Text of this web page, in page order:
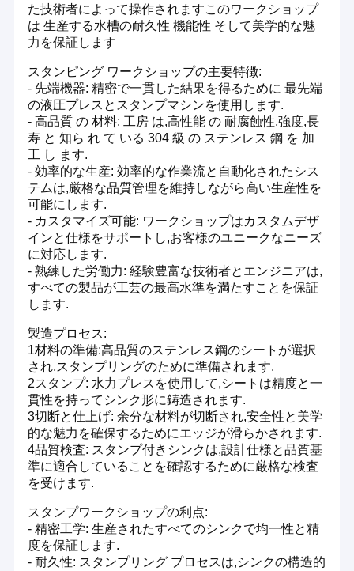
た技術者によって操作されますこのワークショップ
は 生産する水槽の耐久性 機能性 そして美学的な魅
力を保証します
スタンピング ワークショップの主要特徴:
- 先端機器: 精密で一貫した結果を得るために 最先端
の液圧プレスとスタンプマシンを使用します.
- 高品質 の 材料: 工房 は,高性能 の 耐腐蝕性,強度,長
寿 と 知ら れ て いる 304 級 の ステンレス 鋼 を 加
工 し ます.
- 効率的な生産: 効率的な作業流と自動化されたシス
テムは,厳格な品質管理を維持しながら高い生産性を
可能にします.
- カスタマイズ可能: ワークショップはカスタムデザ
インと仕様をサポートし,お客様のユニークなニーズ
に対応します.
- 熟練した労働力: 経験豊富な技術者とエンジニアは,
すべての製品が工芸の最高水準を満たすことを保証
します.
製造プロセス:
1材料の準備:高品質のステンレス鋼のシートが選択
され,スタンプリングのために準備されます.
2スタンプ: 水力プレスを使用して,シートは精度と一
貫性を持ってシンク形に鋳造されます.
3切断と仕上げ: 余分な材料が切断され,安全性と美学
的な魅力を確保するためにエッジが滑らかされます.
4品質検査: スタンプ付きシンクは,設計仕様と品質基
準に適合していることを確認するために厳格な検査
を受けます.
スタンプワークショップの利点:
- 精密工学: 生産されたすべてのシンクで均一性と精
度を保証します.
- 耐久性: スタンプリング プロセスは,シンクの構造的